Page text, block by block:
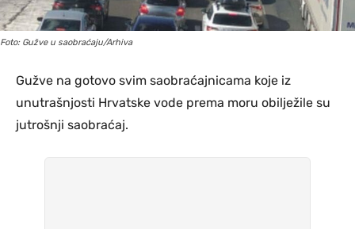
Foto: Gužve u saobraćaju/Arhiva
Gužve na gotovo svim saobraćajnicama koje iz
unutrašnjosti Hrvatske vode prema moru obilježile su
jutrošnji saobraćaj.